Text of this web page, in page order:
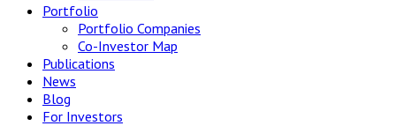
Portfolio
Portfolio Companies
Co-Investor Map
Publications
News
Blog
For Investors